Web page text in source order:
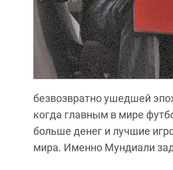
безвозвратно ушедшей
когда главным в мире
больше денег и лучшие
мира. Именно Мундиали